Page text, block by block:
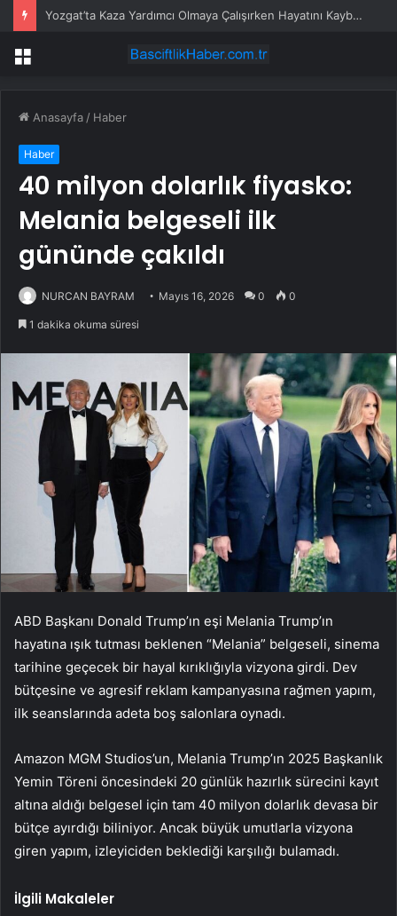
Yozgat’ta Kaza Yardımcı Olmaya Çalışırken Hayatını Kaybetti
Menü
Anasayfa / Haber
Haber
40 milyon dolarlık fiyasko:
Melania belgeseli ilk
gününde çakıldı
NURCAN BAYRAM Mayıs 16, 2026 0 0
1 dakika okuma süresi
ABD Başkanı Donald Trump’ın eşi Melania Trump’ın
hayatına ışık tutması beklenen “Melania” belgeseli, sinema
tarihine geçecek bir hayal kırıklığıyla vizyona girdi. Dev
bütçesine ve agresif reklam kampanyasına rağmen yapım,
ilk seanslarında adeta boş salonlara oynadı.
Amazon MGM Studios’un, Melania Trump’ın 2025 Başkanlık
Yemin Töreni öncesindeki 20 günlük hazırlık sürecini kayıt
altına aldığı belgesel için tam 40 milyon dolarlık devasa bir
bütçe ayırdığı biliniyor. Ancak büyük umutlarla vizyona
giren yapım, izleyiciden beklediği karşılığı bulamadı.
İlgili Makaleler